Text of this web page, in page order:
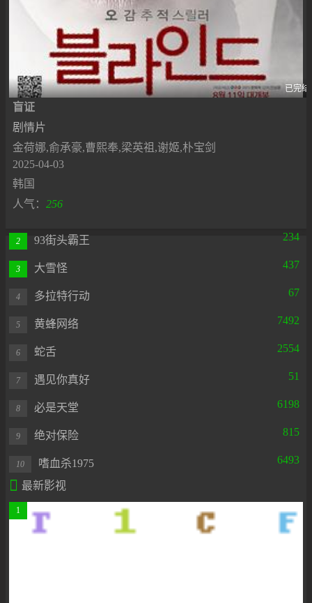
已完结
盲证
剧情片
金荷娜,俞承豪,曹熙奉,梁英祖,谢姬,朴宝剑
2025-04-03
韩国
人气： 256
2 93街头霸王 234
3 大雪怪 437
4 多拉特行动 67
5 黄蜂网络 7492
6 蛇舌 2554
7 遇见你真好 51
8 必是天堂 6198
9 绝对保险 815
10 嗜血杀1975 6493
 最新影视
1